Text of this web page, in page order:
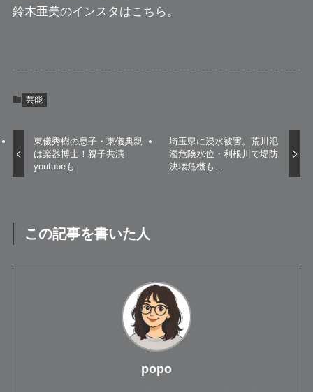
鈴木亜美のインスタはこちら。
芸能
東儀秀樹の息子・東儀典親
は楽器博士！親子共演
youtubeも
埼玉県に浸水被害。荒川氾
濫危険水位・利根川で堤防
決壊危機も…
この記事を書いた人
popo